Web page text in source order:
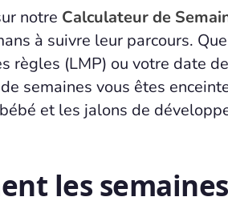
notre Calculateur de
à suivre leur parcours.
règles (LMP) ou votre date
semaines vous êtes
et les jalons de
les